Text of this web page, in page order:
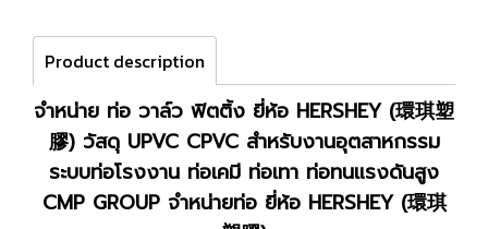
Product description
จำหน่าย ท่อ วาล์ว ฟิตติ้ง ยี่ห้อ HERSHEY (環琪塑
膠) วัสดุ UPVC CPVC สำหรับงานอุตสาหกรรม
ระบบท่อโรงงาน ท่อเคมี ท่อเทา ท่อทนแรงดันสูง
CMP GROUP จำหน่ายท่อ ยี่ห้อ HERSHEY (環琪